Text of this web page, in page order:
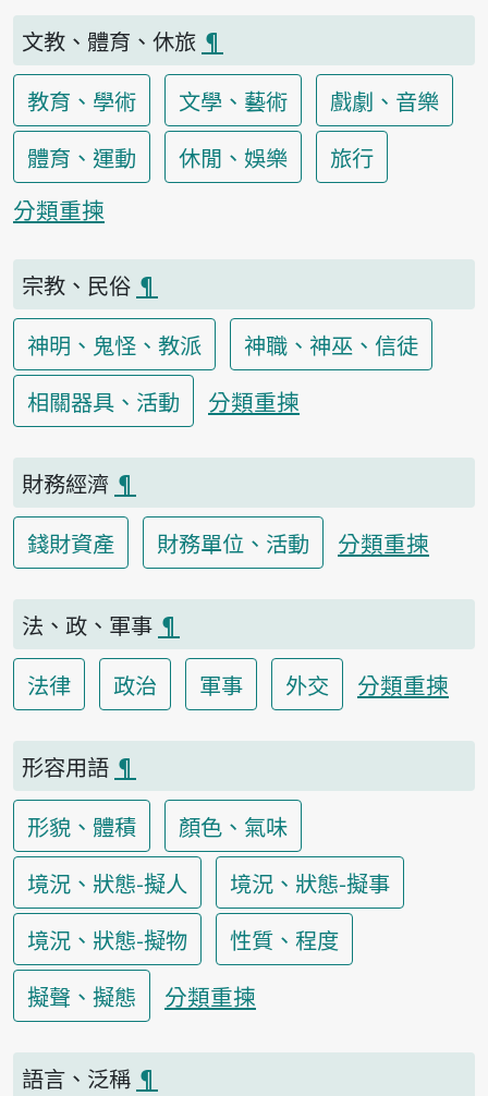
文教、體育、休旅 ¶
教育、學術
文學、藝術
戲劇、音樂
體育、運動
休閒、娛樂
旅行
分類重揀
宗教、民俗 ¶
神明、鬼怪、教派
神職、神巫、信徒
相關器具、活動
分類重揀
財務經濟 ¶
錢財資產
財務單位、活動 分類重揀
法、政、軍事 ¶
法律
政治 軍事 外交 分類重揀
形容用語 ¶
形貌、體積
顏色、氣味
境況、狀態-擬人
境況、狀態-擬事
境況、狀態-擬物
性質、程度
擬聲、擬態
分類重揀
語言、泛稱 ¶